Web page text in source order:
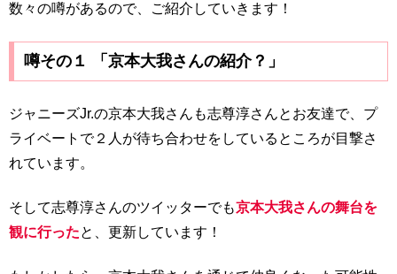
数々の噂があるので、ご紹介していきます！
噂その１ 「京本大我さんの紹介？」
ジャニーズJr.の京本大我さんも志尊淳さんとお友達で、プ
ライベートで２人が待ち合わせをしているところが目撃さ
れています。
そして志尊淳さんのツイッターでも京本大我さんの舞台を
観に行ったと、更新しています！